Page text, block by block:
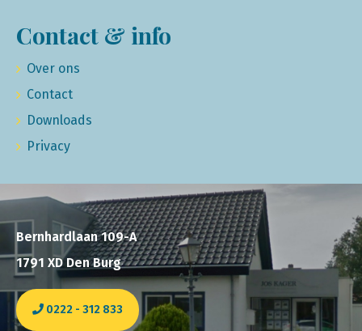
Contact & info
Over ons
Contact
Downloads
Privacy
Bernhardlaan 109-A
1791 XD Den Burg
0222 - 312 833